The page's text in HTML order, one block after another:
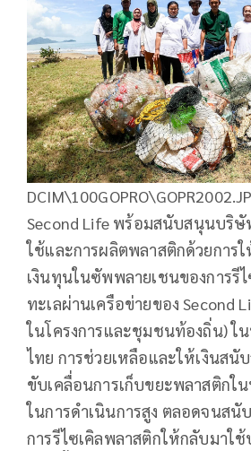
Second Life พร้อมสนับสนุนบริษั
ใช้และการผลิตพลาสติกด้วยกา
เงินทุนในซัพพลายเชนของการรี
ทะเลผ่านเครือข่ายของ Second
ในโครงการและชุมชนท้องถิ่น) ใ
ไทย การช่วยเหลือและให้เงินสนั
ขับเคลื่อนการเก็บขยะพลาสติกใ
ในการดำเนินการสูง ตลอดจนสนั
การรีไซเคิลพลาสติกให้กลับมาใ